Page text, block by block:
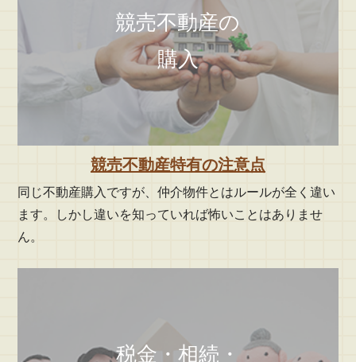
競売不動産の
購入
競売不動産特有の注意点
同じ不動産購入ですが、仲介物件とはルールが全く違い
ます。しかし違いを知っていれば怖いことはありませ
ん。
税金・相続・